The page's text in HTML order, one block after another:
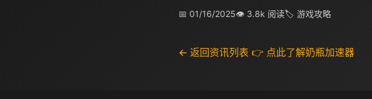
📅 01/16/2025👁 3.8k 阅读🏷 游戏攻略
← 返回资讯列表 👉 点此了解奶瓶加速器